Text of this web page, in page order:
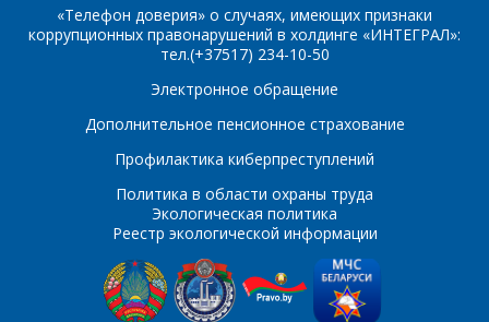
ПОИСК
«Телефон доверия» о случаях, имеющих признаки
коррупционных правонарушений в холдинге «ИНТЕГРАЛ»:
тел.(+37517) 234-10-50
Электронное обращение
Дополнительное пенсионное страхование
Профилактика киберпреступлений
Политика в области охраны труда
Экологическая политика
Реестр экологической информации
Телефон
E-mail*
Интересующий товар/
услуга, их количество
*
E-mail
услуга
Сообщение*